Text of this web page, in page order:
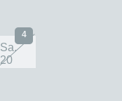
Sa.
20
4